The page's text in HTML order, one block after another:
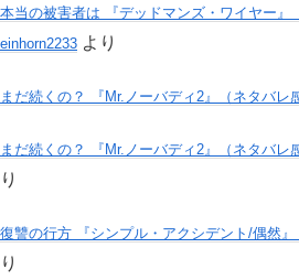
本当の被害者は 『デッドマンズ・ワイヤー』
einhorn2233 より
まだ続くの？ 『Mr.ノーバディ2』（ネタバレ
まだ続くの？ 『Mr.ノーバディ2』（ネタバレ
り
復讐の行方 『シンプル・アクシデント/偶然』
り